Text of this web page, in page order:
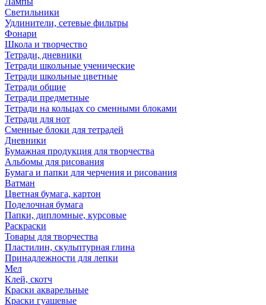
Светильники
Удлинители, сетевые фильтры
Фонари
Школа и творчество
Тетради, дневники
Тетради школьные ученические
Тетради школьные цветные
Тетради общие
Тетради предметные
Тетради на кольцах со сменными блоками
Тетради для нот
Сменные блоки для тетрадей
Дневники
Бумажная продукция для творчества
Альбомы для рисования
Бумага и папки для черчения и рисования
Ватман
Цветная бумага, картон
Поделочная бумага
Папки, дипломные, курсовые
Раскраски
Товары для творчества
Пластилин, скульптурная глина
Принадлежности для лепки
Мел
Клей, скотч
Краски акварельные
Краски гуашевые